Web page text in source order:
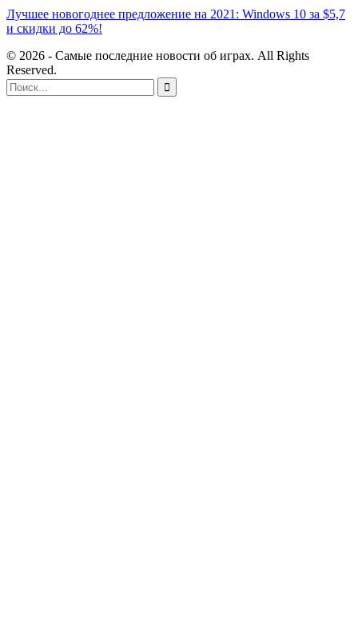
Лучшее новогоднее предложение на 2021: Windows 10 за $5,7
и скидки до 62%!
© 2026 - Самые последние новости об играх. All Rights
Reserved.